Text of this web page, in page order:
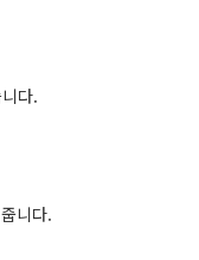
다.
니다.